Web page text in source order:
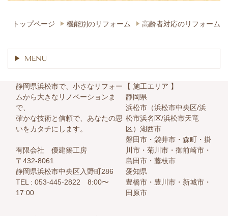
トップページ 機能別のリフォーム 高齢者対応のリフォーム
MENU
静岡県浜松市で、小さなリフォー
ムから大きなリノベーションま
で、
確かな技術と信頼で、あなたの思
いをカタチにします。
有限会社 優建築工房
〒432-8061
静岡県浜松市中央区入野町286
TEL : 053-445-2822 8:00〜
17:00
【 施工エリア 】
静岡県
浜松市（浜松市中央区/浜
松市浜名区/浜松市天竜
区）湖西市
磐田市・袋井市・森町・掛
川市・菊川市・御前崎市・
島田市・藤枝市
愛知県
豊橋市・豊川市・新城市・
田原市